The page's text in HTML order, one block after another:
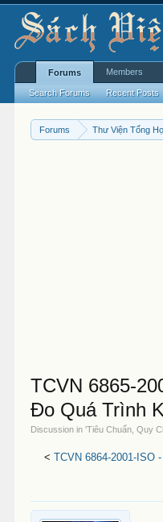
Forums Thư Viện Tổng
TCVN 6865-
Đo Quá Trình
Discussion in 'Tiêu Chuẩn, Quy
< TCVN 6864-2001-ISO
Forums
Search Forums Recent Posts
Members